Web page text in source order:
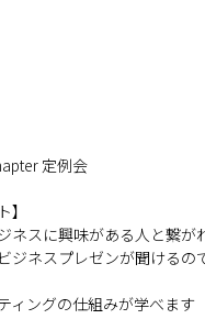
定例会
】
ネスに興味がある人と繋が
ジネスプレゼンが聞けるの
ィングの仕組みが学べます